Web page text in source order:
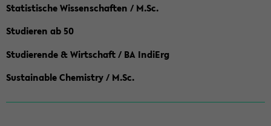
Statistische Wissenschaften / M.Sc.
Studieren ab 50
Studierende & Wirtschaft / BA IndiErg
Sustainable Chemistry / M.Sc.